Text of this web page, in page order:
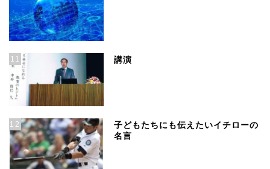
11 講演
12
子どもたちにも伝えたいイチローの
名言